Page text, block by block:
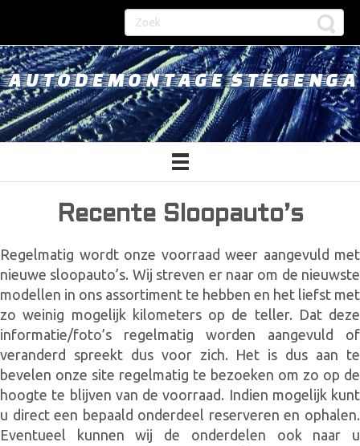
AUTODEMONTAGE STEGENGA
Recente Sloopauto’s
Regelmatig wordt onze voorraad weer aangevuld met
nieuwe sloopauto’s. Wij streven er naar om de nieuwste
modellen in ons assortiment te hebben en het liefst met
zo weinig mogelijk kilometers op de teller. Dat deze
informatie/foto’s regelmatig worden aangevuld of
veranderd spreekt dus voor zich. Het is dus aan te
bevelen onze site regelmatig te bezoeken om zo op de
hoogte te blijven van de voorraad. Indien mogelijk kunt
u direct een bepaald onderdeel reserveren en ophalen.
Eventueel kunnen wij de onderdelen ook naar u